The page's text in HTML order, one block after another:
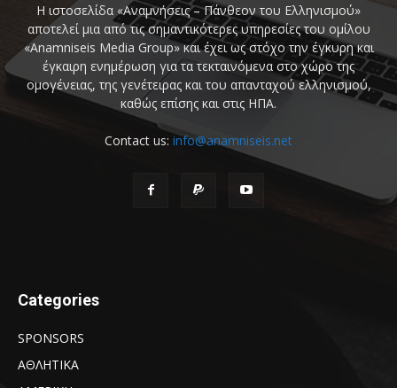
Η ιστοσελίδα «Αναμνήσεις – Πάνθεον του Ελληνισμού»
αποτελεί μια από τις σημαντικότερες υπηρεσίες του ομίλου
«Anamniseis Media Group» και έχει ως στόχο την έγκυρη και
έγκαιρη ενημέρωση για τα τεκταινόμενα στο χώρο της
ομογένειας, της γενέτειρας και του απανταχού ελληνισμού,
καθώς επίσης και στις ΗΠΑ.
Contact us: info@anamniseis.net
Categories
SPONSORS
ΑΘΛΗΤΙΚΑ